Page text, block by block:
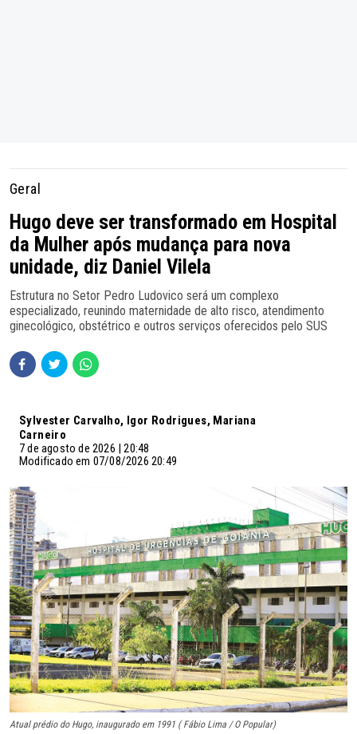
Geral
Hugo deve ser transformado em Hospital
da Mulher após mudança para nova
unidade, diz Daniel Vilela
Estrutura no Setor Pedro Ludovico será um complexo
especializado, reunindo maternidade de alto risco, atendimento
ginecológico, obstétrico e outros serviços oferecidos pelo SUS
Sylvester Carvalho, Igor Rodrigues, Mariana
Carneiro
7 de agosto de 2026 | 20:48
Modificado em 07/08/2026 20:49
Atual prédio do Hugo, inaugurado em 1991 ( Fábio Lima / O Popular)